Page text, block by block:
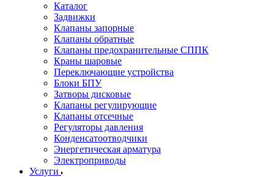
Каталог
Задвижки
Клапаны запорные
Клапаны обратные
Клапаны предохранительные СППК
Краны шаровые
Переключающие устройства
Блоки БПУ
Затворы дисковые
Клапаны регулирующие
Клапаны отсечные
Регуляторы давления
Конденсатоотводчики
Энергетическая арматура
Электроприводы
Услуги